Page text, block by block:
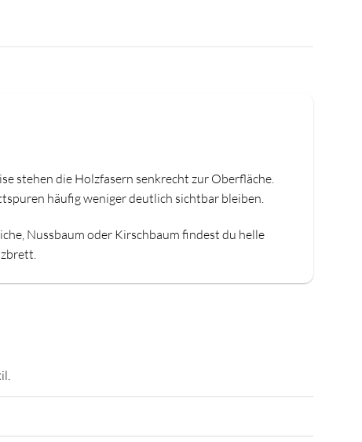
stehen die Holzfasern senkrecht zur Oberfläche.
häufig weniger deutlich sichtbar bleiben.
Nussbaum oder Kirschbaum findest du helle